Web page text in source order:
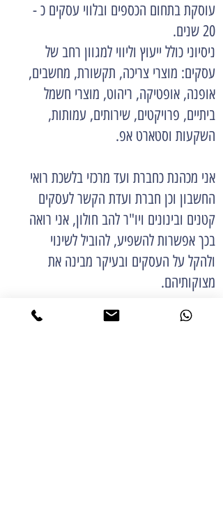
עוסקת בתחום הכספים ובלווי עסקים כ -
20 שנים.
ניסיוני כולל ייעוץ וליווי למגוון רחב של
עסקים: מוצרי צריכה, תקשורת, מחשבים,
אופנה, אופטיקה, ריהוט, מוצרי חשמל
ביתיים, פרויקטים, שירותים, עמותות,
השקעות וסטארט אפ.
אני מכהנת כחברת ועד מרכזי בלשכת רואי
החשבון וכן חברת ועדת הקשר לעסקים
קטנים ובינונים ויו"ר להב חולון, אני רואה
בכך אפשרות להשפיע, להוביל לשינוי
ולהקל על העסקים ובעיקר מבינה את
מצוקותיהם.